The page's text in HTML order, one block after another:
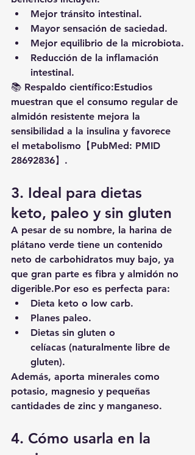
Mejor tránsito intestinal.
Mayor sensación de saciedad.
Mejor equilibrio de la microbiota.
Reducción de la inflamación
intestinal.
📚 Respaldo científico:Estudios
muestran que el consumo regular de
almidón resistente mejora la
sensibilidad a la insulina y favorece
el metabolismo【PubMed: PMID
28692836】.
3. Ideal para dietas
keto, paleo y sin gluten
A pesar de su nombre, la harina de
plátano verde tiene un contenido
neto de carbohidratos muy bajo, ya
que gran parte es fibra y almidón no
digerible.Por eso es perfecta para:
Dieta keto o low carb.
Planes paleo.
Dietas sin gluten o
celíacas (naturalmente libre de
gluten).
Además, aporta minerales como
potasio, magnesio y pequeñas
cantidades de zinc y manganeso.
4. Cómo usarla en la